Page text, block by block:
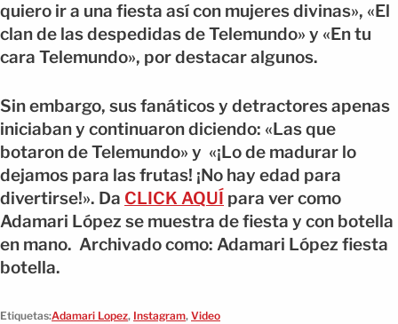
quiero ir a una fiesta así con mujeres divinas», «El
clan de las despedidas de Telemundo» y «En tu
cara Telemundo», por destacar algunos.
Sin embargo, sus fanáticos y detractores apenas
iniciaban y continuaron diciendo: «Las que
botaron de Telemundo» y «¡Lo de madurar lo
dejamos para las frutas! ¡No hay edad para
divertirse!». Da CLICK AQUÍ para ver como
Adamari López se muestra de fiesta y con botella
en mano. Archivado como: Adamari López fiesta
botella.
Etiquetas:Adamari Lopez, Instagram, Video